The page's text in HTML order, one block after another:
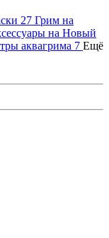
27 Грим на
на Новый
аквагрима 7 Ещё